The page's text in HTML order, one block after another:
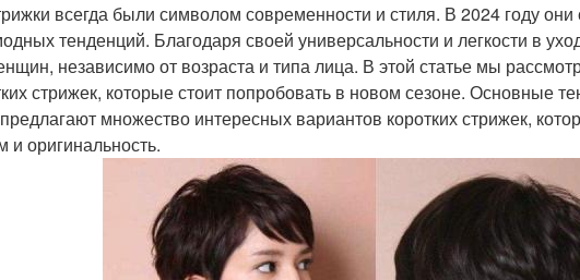
всегда были символом современности и стиля. В 2024 году они
тенденций. Благодаря своей универсальности и легкости в
независимо от возраста и типа лица. В этой статье мы
стрижек, которые стоит попробовать в новом сезоне. Основные
множество интересных вариантов коротких стрижек,
и оригинальность.